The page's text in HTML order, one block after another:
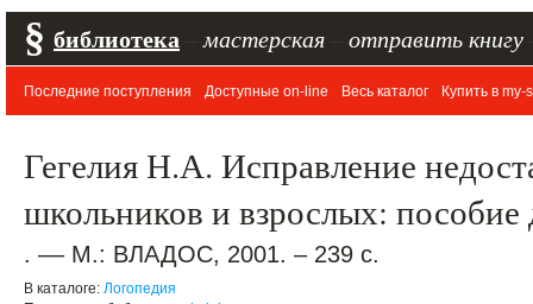
§ библиотека мастерская отправить книгу
Последние поступления Доступные on-line Весь каталог Купить в my-
Гегелия Н.А. Исправление
школьников и взрослых: пособие
. –– М.: ВЛАДОС, 2001. – 239 с.
В каталоге: Логопедия